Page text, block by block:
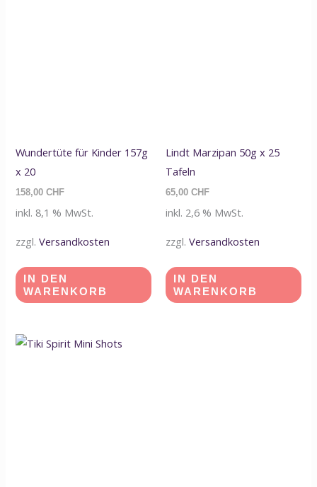
Wundertüte für Kinder 157g
x 20
158,00CHF
inkl. 8,1 % MwSt.
zzgl.Versandkosten
IN DEN
WARENKORB
Lindt Marzipan 50g x 25
Tafeln
65,00 CHF
inkl. 2,6 % MwSt.
zzgl. Versandkosten
IN DEN
WARENKORB